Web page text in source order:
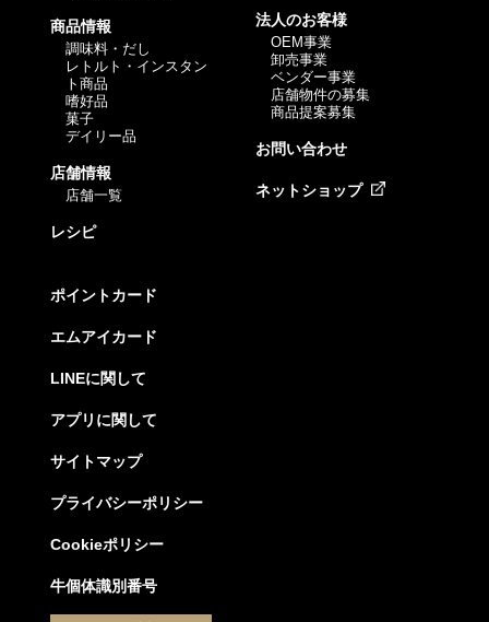
商品情報
調味料・だし
レトルト・インスタン
ト商品
嗜好品
菓子
デイリー品
店舗情報
店舗一覧
レシピ
法人のお客様
OEM事業
卸売事業
ベンダー事業
店舗物件の募集
商品提案募集
お問い合わせ
ネットショップ
ポイントカード
エムアイカード
LINEに関して
アプリに関して
サイトマップ
プライバシーポリシー
Cookieポリシー
牛個体識別番号